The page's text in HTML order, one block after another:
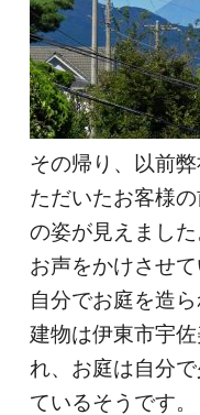
その帰り、以前
ただいたお客様
の姿が見えました
お声をかけさせ
自分でお庭を造
建物は伊東市宇
れ、お庭は自分
ているそうです。